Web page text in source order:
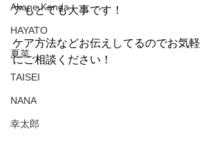
Akane Kanda
HAYATO
夏菜
TAISEI
NANA
幸太郎
アもとても大事です！
ケア方法などお伝えしてるのでお気軽
にご相談ください！